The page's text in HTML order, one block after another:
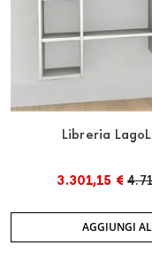
Libreria
3.301,15 €
AGGIUNGI